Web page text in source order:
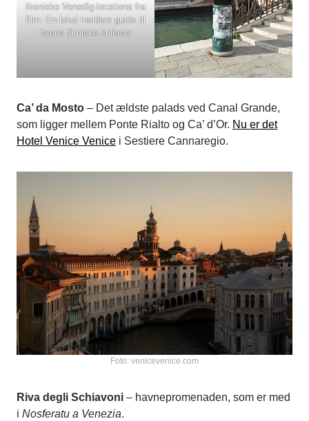
Ikoniske Venedig-locations fra
film: En lokal insiders guide til
byens filmiske kulisser
Ca’ da Mosto – Det ældste palads ved Canal Grande,
som ligger mellem Ponte Rialto og Ca’ d’Or. Nu er det
Hotel Venice Venice i Sestiere Cannaregio.
Foto: venicevenice.com
Riva degli Schiavoni – havnepromenaden, som er med
i Nosferatu a Venezia.